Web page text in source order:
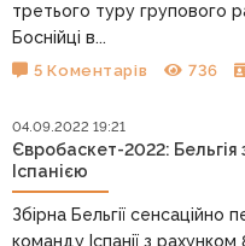
третього туру групового
Боснійці в...
5 Коментарів 736
04.09.2022 19:21
Євробаскет-2022:
Іспанією
Збірна Бельгії сенсаційно
команду Іспанії з рахунком